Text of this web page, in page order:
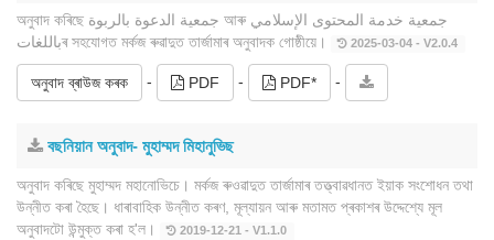
অনুবাদ কৰিছে جمعية الدعوة بالربوة আৰু جمعية خدمة المحتوى الإسلامي
باللغاتৰ সহযোগত মৰ্কজ ৰুৱাদুত তাৰ্জামাৰ অনুবাদক গোষ্ঠীয়ে।
2025-03-04 - V2.0.4
অনুবাদ ব্ৰাউজ কৰক - PDF - PDF* -
বছনিয়ান অনুবাদ- মুহাম্মদ মিহানুভিছ
অনুবাদ কৰিছে মুহাম্মদ মহানোভিচে। মৰ্কজ ৰুওৱাদুত তাৰ্জামাৰ তত্ত্বাৱধানত ইয়াক সংশোধন তথা
উন্নীত কৰা হৈছে। ধাৰাবাহিক উন্নীত কৰণ, মূল্যায়ন আৰু মতামত প্ৰকাশৰ উদ্দেশ্যে মূল
অনুবাদটো উন্মুক্ত কৰা হ'ল।
2019-12-21 - V1.1.0